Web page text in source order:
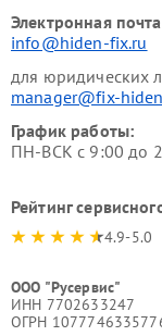
Электронная
info@hiden-fix.ru
для юридических
manager@fix-
График работы:
ПН-ВСК с 9:00 до
Рейтинг
4.9-5.0
ООО "Русервис"
ИНН 7702633247
ОГРН